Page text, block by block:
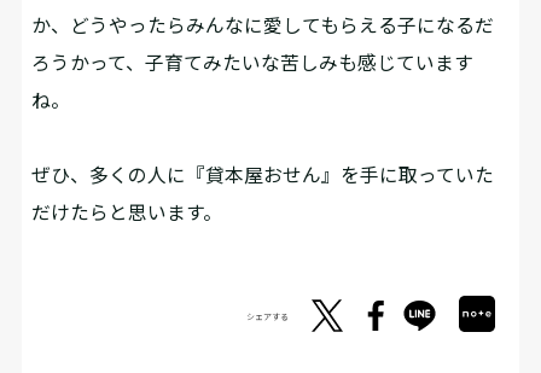
か、どうやったらみんなに愛してもらえる子になるだ
ろうかって、子育てみたいな苦しみも感じています
ね。
――ぜひ、多くの人に『貸本屋おせん』を手に取っていた
だけたらと思います。
シェアする